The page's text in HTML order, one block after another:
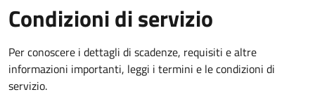
Condizioni di servizio
Per conoscere i dettagli di scadenze, requisiti e altre
informazioni importanti, leggi i termini e le condizioni di
servizio.